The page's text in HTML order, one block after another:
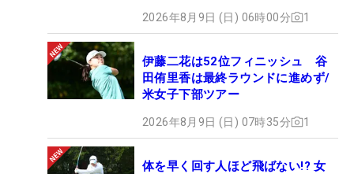
2026年8月9日 (日) 06時00分 1
伊藤二花は52位フィニッシュ 谷
田侑里香は最終ラウンドに進めず/
米女子下部ツアー
2026年8月9日 (日) 07時35分 1
体を早く回す人ほど飛ばない!? 女